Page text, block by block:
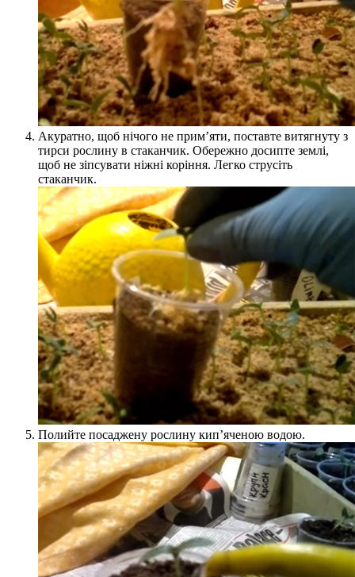
Акуратно, щоб нічого не прим’яти, поставте витягнуту з
тирси рослину в стаканчик. Обережно досипте землі,
щоб не зіпсувати ніжні коріння. Легко струсіть
стаканчик.
Полийте посаджену рослину кип’яченою водою.